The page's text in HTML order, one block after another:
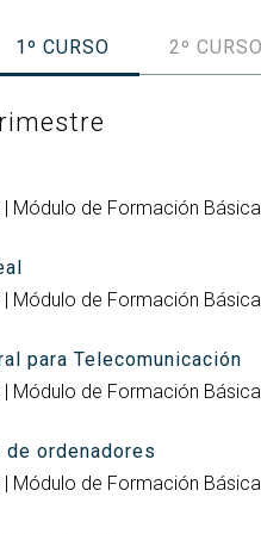
in
Engineering -Old
con
(PARS)
de
1º CURSO 2º CURSO
Módulo de Formación
Módulo de Formación
para Telecomunicación
Módulo de Formación
ordenadores
Módulo de Formación